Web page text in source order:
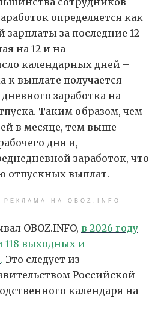
определяется как
за последние 12
на 12 и на
календарных дней –
к выплате получается
заработка на
Таким образом, чем
в месяце, тем выше
дня и,
заработок, что
отпускных выплат.
НА OBOZ.INFO
OBOZ.INFO, в 2026 году
выходных и
. Это следует из
Российской
календаря на